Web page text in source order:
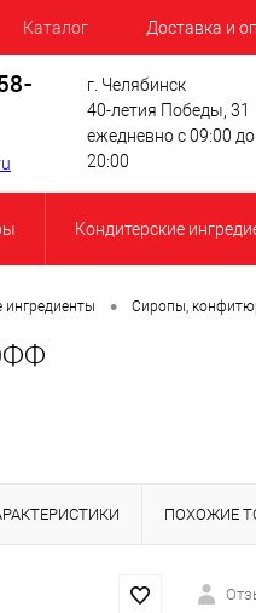
Каталог Доставка и
г. Челябинск
40-летия Победы, 31
ежедневно с 09:00 до
20:00
Кондитерские
ингредиенты • Сиропы,
ПОХОЖИЕ